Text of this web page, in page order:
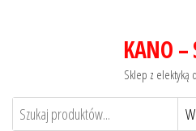
KANO
Sklep z elektyką